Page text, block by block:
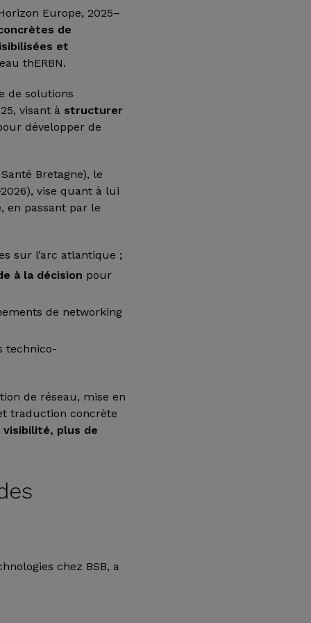
Europe, 2025–
de
et
thERBN.
de solutions
visant à structurer
développer de
Bretagne), le
vise quant à lui
en passant par le
sur l’arc atlantique ;
à la décision pour
de networking
technico-
de réseau, mise en
traduction concrète
plus de
chez BSB, a